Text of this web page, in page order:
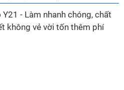
- Làm nhanh chóng, chất
không vẻ vời tốn thêm phí